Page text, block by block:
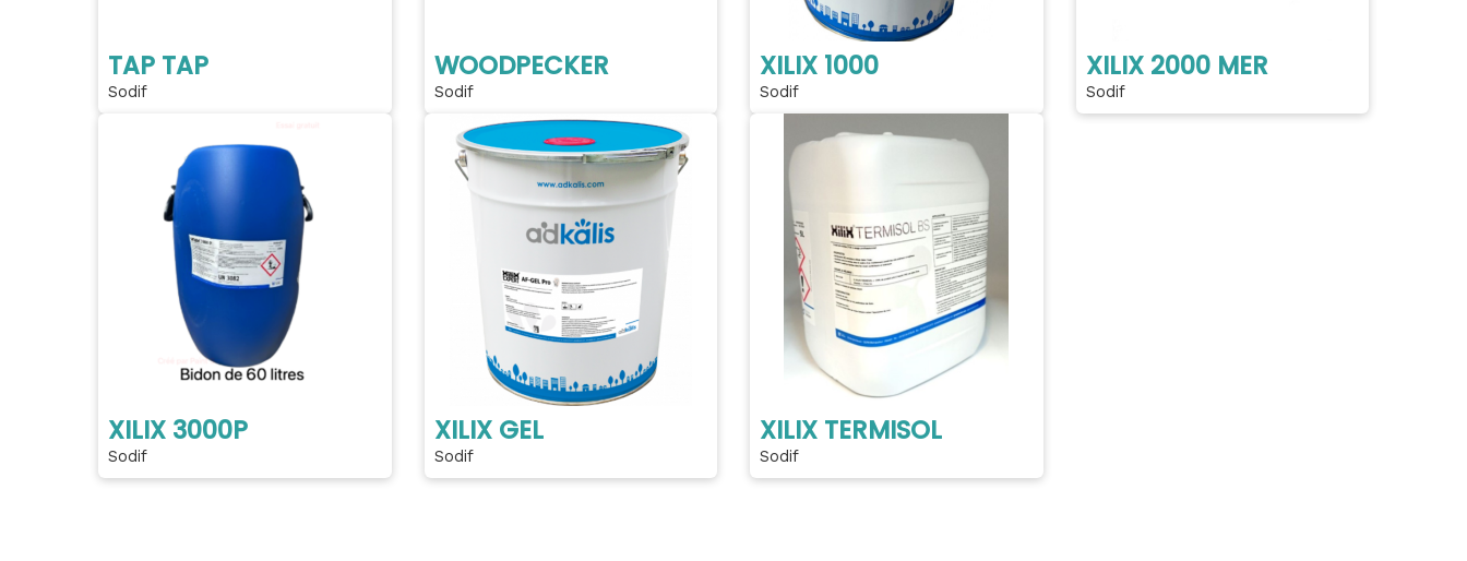
TAP TAP
Sodif
WOODPECKER
Sodif
XILIX 1000
Sodif
XILIX 2000 MER
Sodif
XILIX 3000P
Sodif
XILIX GEL
Sodif
XILIX TERMISOL
Sodif